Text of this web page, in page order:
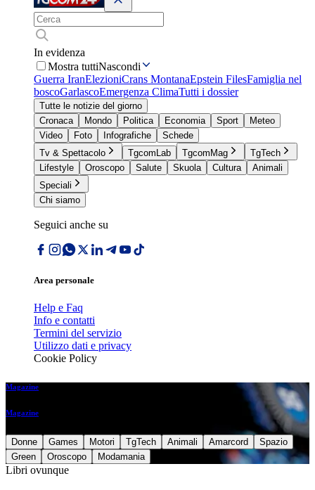
In evidenza
Mostra tuttiNascondi
Guerra IranElezioniCrans MontanaEpstein FilesFamiglia nel
boscoGarlascoEmergenza ClimaTutti i dossier
Tutte le notizie del giorno
Cronaca
Mondo Politica Economia Sport
Meteo
Video
Foto Infografiche
Schede
Tv & Spettacolo
TgcomLab TgcomMag
TgTech
Lifestyle
Oroscopo Salute Skuola Cultura
Animali
Speciali
Chi siamo
Seguici anche su
Area personale
Help e Faq
Info e contatti
Termini del servizio
Utilizzo dati e privacy
Cookie Policy
Magazine
Magazine
Donne Games Motori TgTech Animali Amarcord
Spazio
Green
Oroscopo Modamania
Libri ovunque